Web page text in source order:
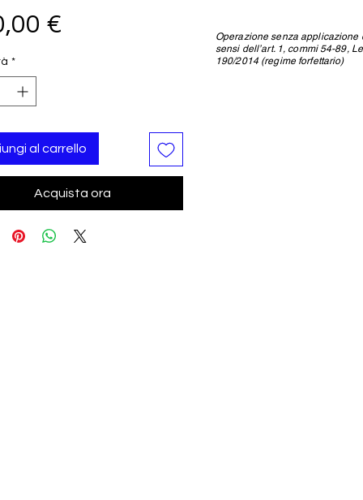
€
*
al carrello
Acquista ora
Operazione senza applicazione
sensi dell’art. 1, commi 54-89,
190/2014 (regime forfettario)